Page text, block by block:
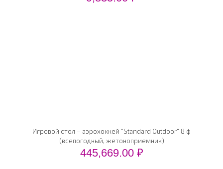
Игровой стол – аэрохоккей "Standard Outdoor" 8 ф
(всепогодный, жетоноприемник)
445,669.00 ₽